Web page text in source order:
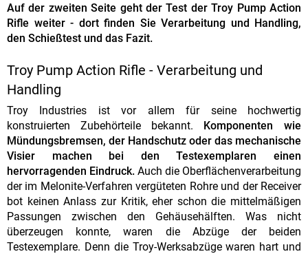
Auf der zweiten Seite geht der Test der Troy Pump Action
Rifle weiter - dort finden Sie Verarbeitung und Handling,
den Schießtest und das Fazit.
Troy Pump Action Rifle - Verarbeitung und
Handling
Troy Industries ist vor allem für seine hochwertig
konstruierten Zubehörteile bekannt. Komponenten wie
Mündungsbremsen, der Handschutz oder das mechanische
Visier machen bei den Testexemplaren einen
hervorragenden Eindruck. Auch die Oberflächenverarbeitung
der im Melonite-Verfahren vergüteten Rohre und der Receiver
bot keinen Anlass zur Kritik, eher schon die mittelmäßigen
Passungen zwischen den Gehäusehälften. Was nicht
überzeugen konnte, waren die Abzüge der beiden
Testexemplare. Denn die Troy-Werksabzüge waren hart und